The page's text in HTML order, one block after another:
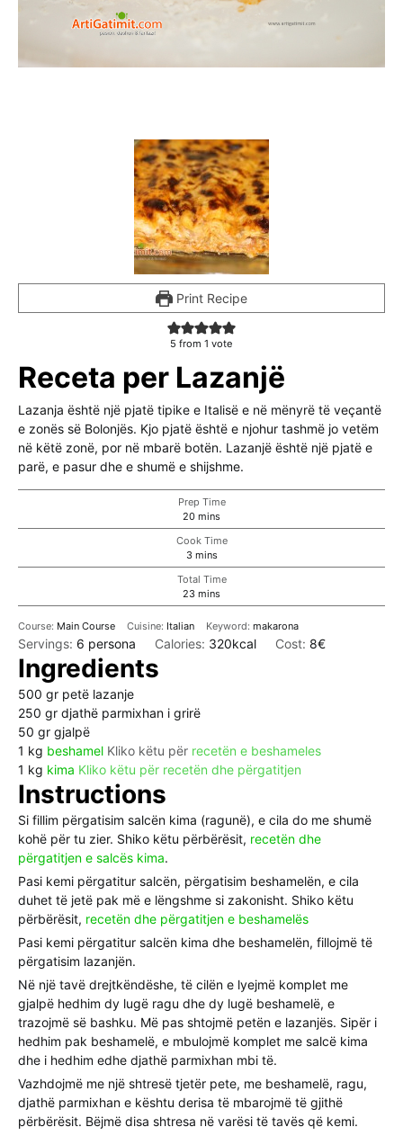
Print Recipe
5 from 1 vote
Receta per Lazanjë
Lazanja është një pjatë tipike e Italisë e në mënyrë të veçantë
e zonës së Bolonjës. Kjo pjatë është e njohur tashmë jo vetëm
në këtë zonë, por në mbarë botën. Lazanjë është një pjatë e
parë, e pasur dhe e shumë e shijshme.
Prep Time
20minutes
mins
Cook Time
3minutes
mins
Total Time
23minutes
mins
Course: Main Course Cuisine: Italian Keyword:makarona
Servings: 6 persona Calories: 320kcal Cost: 8€
Ingredients
500 gr petë lazanje
250 gr djathë parmixhan i grirë
50 gr gjalpë
1 kg beshamel Kliko këtu për recetën e beshameles
1 kg kima Kliko këtu për recetën dhe përgatitjen
Instructions
Si fillim përgatisim salcën kima (ragunë), e cila do me shumë
kohë për tu zier. Shiko këtu përbërësit, recetën dhe
përgatitjen e salcës kima.
Pasi kemi përgatitur salcën, përgatisim beshamelën, e cila
duhet të jetë pak më e lëngshme si zakonisht. Shiko këtu
përbërësit, recetën dhe përgatitjen e beshamelës
Pasi kemi përgatitur salcën kima dhe beshamelën, fillojmë të
përgatisim lazanjën.
Në një tavë drejtkëndëshe, të cilën e lyejmë komplet me
gjalpë hedhim dy lugë ragu dhe dy lugë beshamelë, e
trazojmë së bashku. Më pas shtojmë petën e lazanjës. Sipër i
hedhim pak beshamelë, e mbulojmë komplet me salcë kima
dhe i hedhim edhe djathë parmixhan mbi të.
Vazhdojmë me një shtresë tjetër pete, me beshamelë, ragu,
djathë parmixhan e kështu derisa të mbarojmë të gjithë
përbërësit. Bëjmë disa shtresa në varësi të tavës që kemi.